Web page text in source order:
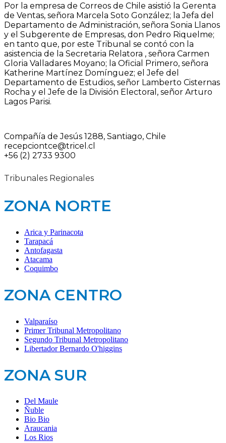
Por la empresa de Correos de Chile asistió la Gerenta
de Ventas, señora Marcela Soto González; la Jefa del
Departamento de Administración, señora Sonia Llanos
y el Subgerente de Empresas, don Pedro Riquelme;
en tanto que, por este Tribunal se contó con la
asistencia de la Secretaria Relatora , señora Carmen
Gloria Valladares Moyano; la Oficial Primero, señora
Katherine Martínez Domínguez; el Jefe del
Departamento de Estudios, señor Lamberto Cisternas
Rocha y el Jefe de la División Electoral, señor Arturo
Lagos Parisi.
Compañía de Jesús 1288, Santiago, Chile
recepciontce@tricel.cl
+56 (2) 2733 9300
Tribunales Regionales
ZONA NORTE
Arica y Parinacota
Tarapacá
Antofagasta
Atacama
Coquimbo
ZONA CENTRO
Valparaíso
Primer Tribunal Metropolitano
Segundo Tribunal Metropolitano
Libertador Bernardo O'higgins
ZONA SUR
Del Maule
Ñuble
Bio Bio
Araucania
Los Rios